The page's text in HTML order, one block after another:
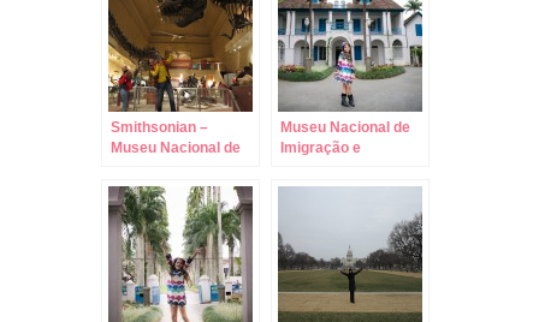
Smithsonian –
Museu Nacional de
Washington!
Museu Nacional de
Imigração e
Joinville!